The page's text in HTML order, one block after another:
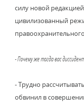
силу новой
цивилизованный
- Почему же тогда вас
- Трудно
обвинил в